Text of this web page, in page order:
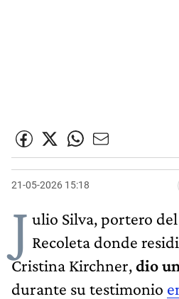
21-05-2026 15:18
J ulio Silva, portero
Recoleta donde
Cristina Kirchner,dio
durante su testimonio